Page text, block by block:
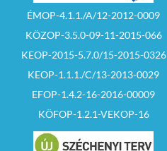
az árverésen
készpénzes
ajánlattevő és
pályázati forrásból
fizetni szándékozó
pályázik, úgy a licit
azonos ajánlatkor a
készpénzes
ajánlattevőt kell
nyertesnek
nyilvánítani.
ÉMOP-4.1.1./A/12-2012-0009
KÖZOP-3.5.0-09-11-2015-066
KEOP-2015-5.7.0/15-2015-0326
KEOP-1.1.1./C/13-2013-0029
EFOP-1.4.2-16-2016-00009
KÖFOP-1.2.1-VEKOP-16